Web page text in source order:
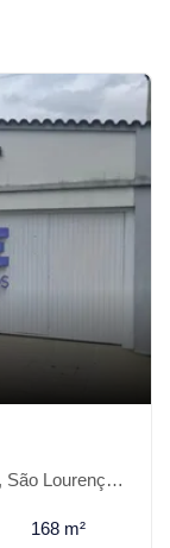
do Sul-RS
168 m²